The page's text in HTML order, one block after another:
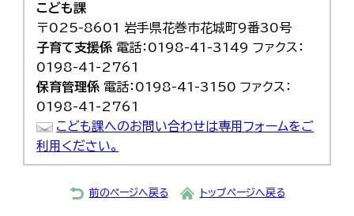
こども課
〒025-8601 岩手県花巻市花城町9番30号
子育て支援係 電話：0198-41-3149 ファクス：
0198-41-2761
保育管理係 電話：0198-41-3150 ファクス：
0198-41-2761
こども課へのお問い合わせは専用フォームをご
利用ください。
前のページへ戻る トップページへ戻る